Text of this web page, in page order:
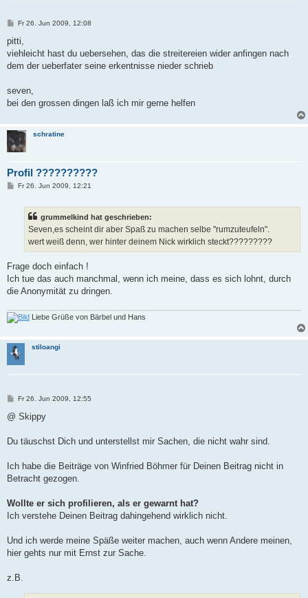
B
i
r
a
Fr 26. Jun 2009, 12:08
pitti,
viehleicht hast du uebersehen, das die streitereien wider anfingen nach
dem der ueberfater seine erkentnisse nieder schrieb
seven,
bei den grossen dingen laß ich mir gerne helfen
schratine
Profil ??????????
BFr 26. Jun 2009, 12:21
grummelkind hat geschrieben:
Seven,es scheint dir aber Spaß zu machen selbe "rumzuteufeln".
wert weiß denn, wer hinter deinem Nick wirklich steckt?????????
Frage doch einfach !
Ich tue das auch manchmal, wenn ich meine, dass es sich lohnt, durch
die Anonymität zu dringen.
Liebe Grüße von Bärbel und Hans
stiloangi
B
i
a
Fr 26. Jun 2009, 12:55
@ Skippy
Du täuschst Dich und unterstellst mir Sachen, die nicht wahr sind.
Ich habe die Beiträge von Winfried Böhmer für Deinen Beitrag nicht in
Betracht gezogen.
Wollte er sich profilieren, als er gewarnt hat?
Ich verstehe Deinen Beitrag dahingehend wirklich nicht.
Und ich werde meine Späße weiter machen, auch wenn Andere meinen,
hier gehts nur mit Ernst zur Sache.
z.B.